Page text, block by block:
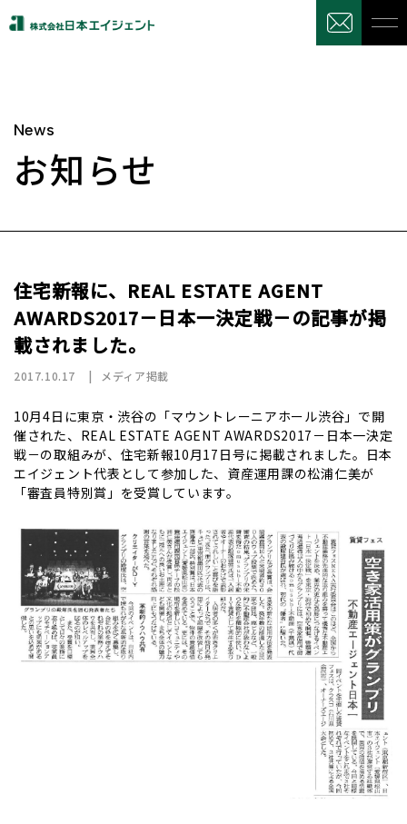
News
お知らせ
住宅新報に、REAL ESTATE AGENT
AWARDS2017－日本一決定戦－の記事が掲
載されました。
2017.10.17 メディア掲載
10月4日に東京・渋谷の「マウントレーニアホール渋谷」で開
催された、REAL ESTATE AGENT AWARDS2017－日本一決定
戦－の取組みが、住宅新報10月17日号に掲載されました。日本
エイジェント代表として参加した、資産運用課の松浦仁美が
「審査員特別賞」を受賞しています。